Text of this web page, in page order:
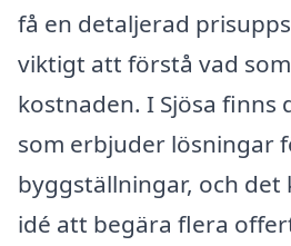
få en detaljerad
viktigt att förstå vad
kostnaden. I Sjösa finns
som erbjuder lösningar
byggställningar, och det
idé att begära flera